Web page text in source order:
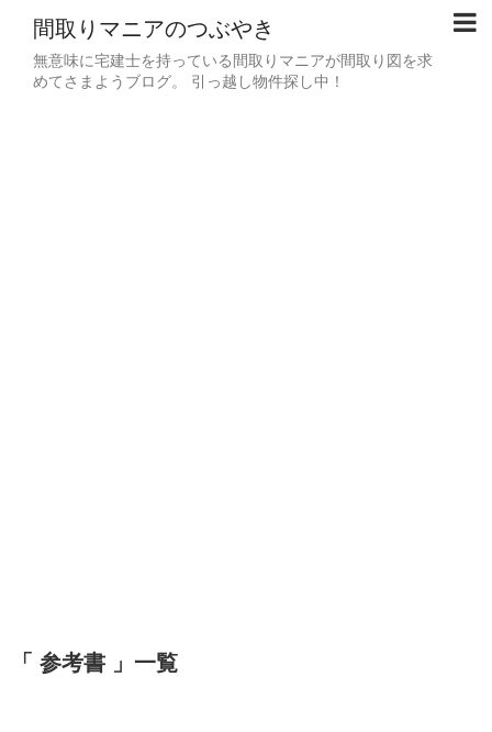
間取りマニアのつぶやき
無意味に宅建士を持っている間取りマニアが間取り図を求
めてさまようブログ。 引っ越し物件探し中！
「 参考書 」一覧